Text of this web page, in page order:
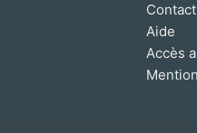
Contact
Aide
Accès